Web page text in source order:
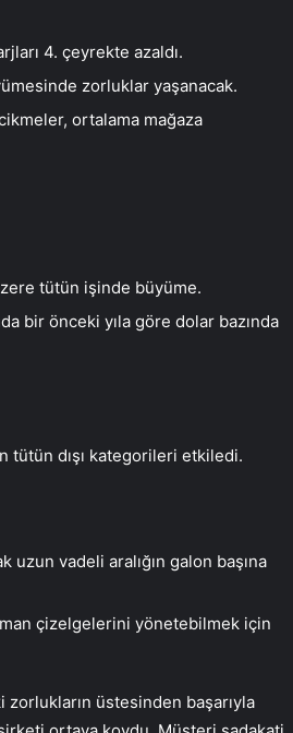
4. çeyrekte azaldı.
zorluklar yaşanacak.
ortalama mağaza
tütün işinde büyüme.
bir önceki yıla göre dolar bazında
tütün dışı kategorileri etkiledi.
uzun vadeli aralığın galon başına
çizelgelerini yönetebilmek için
zorlukların üstesinden başarıyla